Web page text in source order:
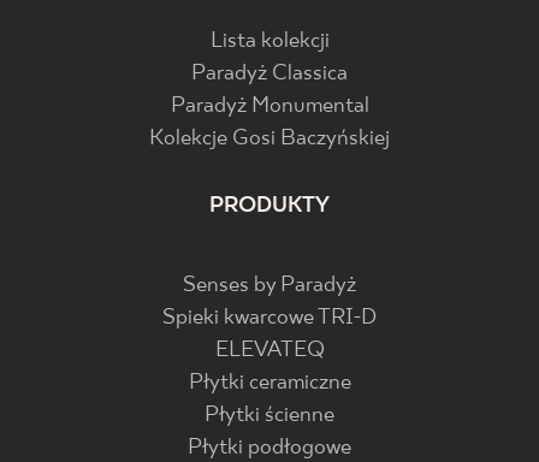
Lista kolekcji
Paradyż Classica
Paradyż Monumental
Kolekcje Gosi Baczyńskiej
PRODUKTY
Senses by Paradyż
Spieki kwarcowe TRI-D
ELEVATEQ
Płytki ceramiczne
Płytki ścienne
Płytki podłogowe